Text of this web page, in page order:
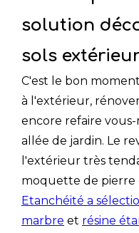
solution
sols
C'est le bon
à l'extérieur,
encore refaire
allée de jardin. Le
l'extérieur très
moquette de pierre
Etanchéité a
marbre et résine